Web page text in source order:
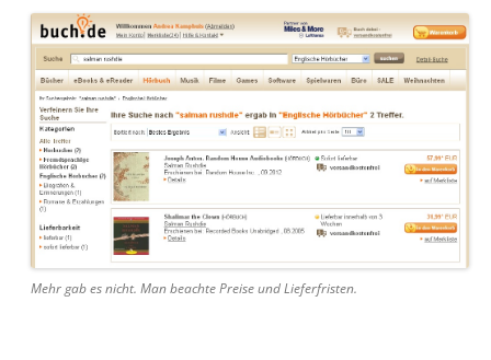
Mehr gab es nicht. Man beachte Preise und Lieferfristen.